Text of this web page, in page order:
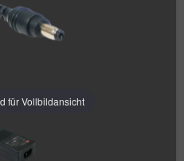
für Vollbildansicht